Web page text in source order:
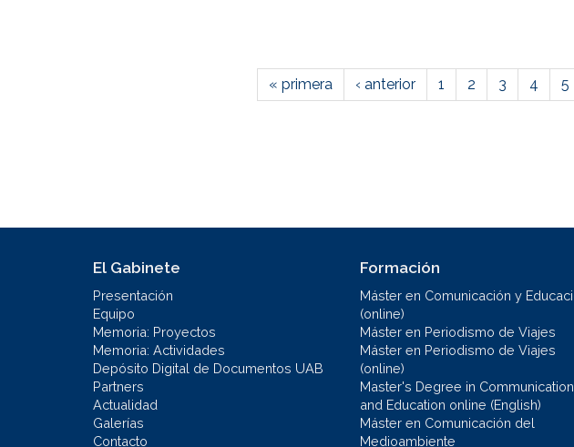
« primera ‹ anterior 1 2 3 4 5
El Gabinete
Presentación
Equipo
Memoria: Proyectos
Memoria: Actividades
Depósito Digital de Documentos UAB
Partners
Actualidad
Galerías
Contacto
Formación
Máster en Comunicación y
(online)
Máster en Periodismo de Viajes
Máster en Periodismo de Viajes
(online)
Master's Degree in Communication
and Education online (English)
Máster en Comunicación del
Medioambiente